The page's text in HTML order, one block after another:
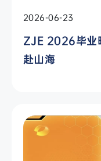
2026-06-23
ZJE 2026毕业
赴山海